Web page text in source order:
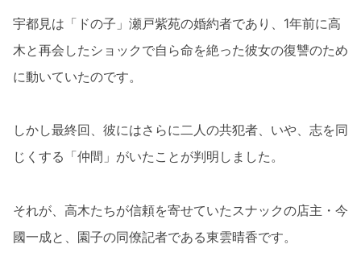
宇都見は「ドの子」瀬戸紫苑の婚約者であり、1年前に高
木と再会したショックで自ら命を絶った彼女の復讐のため
に動いていたのです。
しかし最終回、彼にはさらに二人の共犯者、いや、志を同
じくする「仲間」がいたことが判明しました。
それが、高木たちが信頼を寄せていたスナックの店主・今
國一成と、園子の同僚記者である東雲晴香です。